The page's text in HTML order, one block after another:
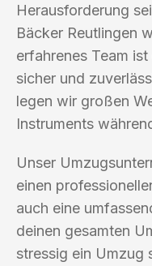
Herausforderung
Bäcker Reutlingen
erfahrenes Team
sicher und
legen wir großen
Instruments
Unser
einen
auch eine
deinen gesamten
stressig ein Umzug